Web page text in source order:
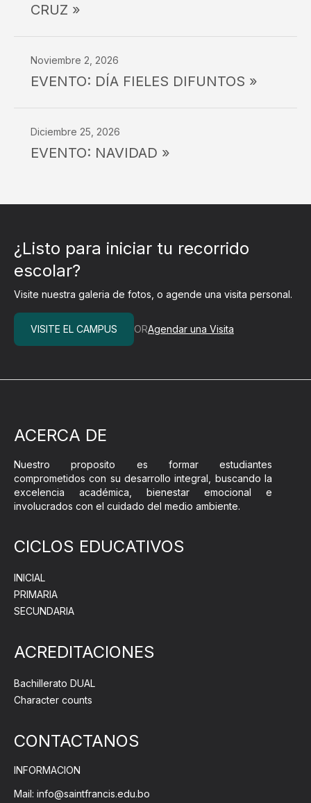
CRUZ »
Noviembre 2, 2026
EVENTO: DÍA FIELES DIFUNTOS »
Diciembre 25, 2026
EVENTO: NAVIDAD »
¿Listo para iniciar tu recorrido
escolar?
Visite nuestra galeria de fotos, o agende una visita personal.
VISITE EL CAMPUS ORAgendar una Visita
ACERCA DE
Nuestro proposito es formar estudiantes
comprometidos con su desarrollo integral, buscando la
excelencia académica, bienestar emocional e
involucrados con el cuidado del medio ambiente.
CICLOS EDUCATIVOS
INICIAL
PRIMARIA
SECUNDARIA
ACREDITACIONES
Bachillerato DUAL
Character counts
CONTACTANOS
INFORMACION
Mail: info@saintfrancis.edu.bo